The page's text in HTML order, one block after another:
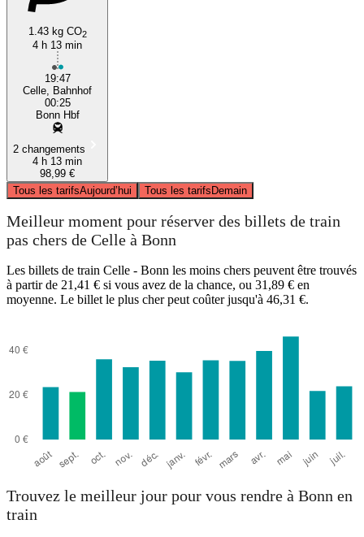
1.43 kg CO2
4 h 13 min
19:47
Celle, Bahnhof
00:25
Bonn Hbf
2 changements
4 h 13 min
98,99 €
Tous les tarifsAujourd’hui Tous les tarifsDemain
Meilleur moment pour réserver des billets de train
pas chers de Celle à Bonn
Les billets de train Celle - Bonn les moins chers peuvent être trouvés
à partir de 21,41 € si vous avez de la chance, ou 31,89 € en
moyenne. Le billet le plus cher peut coûter jusqu'à 46,31 €.
Trouvez le meilleur jour pour vous rendre à Bonn en
train